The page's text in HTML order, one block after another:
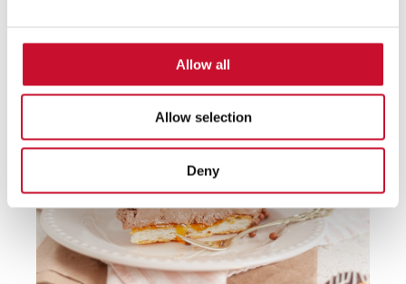
Allow all
Allow selection
Deny